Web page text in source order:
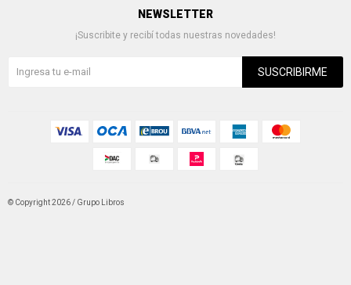
NEWSLETTER
¡Suscribite y recibí todas nuestras novedades!
SUSCRIBIRME
© Copyright 2026 / Grupo Libros